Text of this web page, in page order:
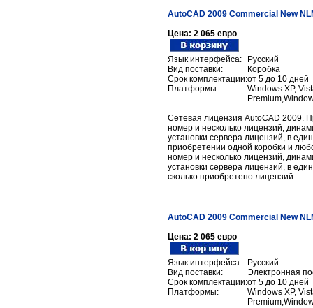
AutoCAD 2009 Commercial New
Цена: 2 065 евро
Язык интерфейса:
Русский
Вид поставки:
Коробка
Срок комплектации:от 5 до 10 дней
Платформы:
Windows XP,
Сетевая лицензия AutoCAD 2009.
номер и несколько лицензий,
установки сервера лицензий, в
приобретении одной коробки и
номер и несколько лицензий,
установки сервера лицензий, в
сколько приобретено лицензий.
AutoCAD 2009 Commercial New
Цена: 2 065 евро
Язык интерфейса:
Русский
Вид поставки:
Электронная
Срок комплектации:от 5 до 10 дней
Платформы:
Windows XP,